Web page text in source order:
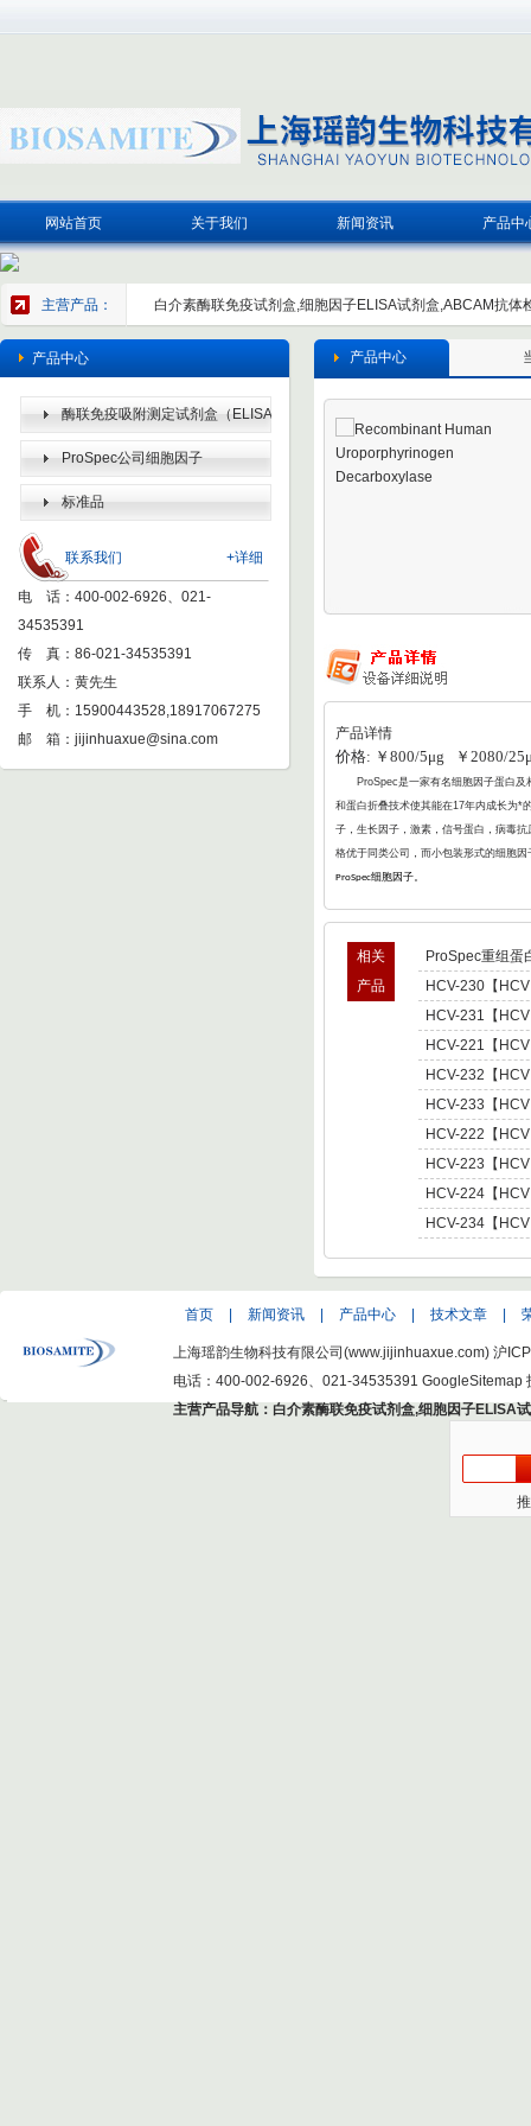
网站首页 关于我们 新闻资讯 产品中
主营产品： 白介素酶联免疫试剂盒,细胞因子ELISA试剂盒,ABCAM抗体
产品中心
酶联免疫吸附测定试剂盒（ELISA
KIT） ProSpec公司细胞因子
标准品
+详细
联系我们
电 话：400-002-6926、021-
34535391
传 真：86-021-34535391
联系人：黄先生
手 机：15900443528,18917067275
邮 箱： jijinhuaxue@sina.com
产品中心
产品详情
价格: ￥800/5μg ￥2080/
ProSpec是一家有名细胞因子蛋白及
和蛋白折叠技术使其能在17年内成长为*
子，生长因子，激素，信号蛋白，病毒
格优于同类公司，而小包装形式的细胞
ProSpec细胞因子。
相关
产品
ProSpec重组蛋
HCV-230【
型肝炎病毒
Hepatitis C
HCV-231【
型肝炎病毒
Hepatitis C
HCV-221【
肝炎病毒NS5,
C Virus NS5
HCV-232【
型肝炎病毒
Hepatitis C
HCV-233【
型肝炎病毒
Hepatitis C
HCV-222【
肝炎病毒NS5,
C Virus NS5
HCV-223【
肝炎病毒NS5,
C Virus NS5
HCV-224【
肝炎病毒NS5,
HCV-234【
Hepatitis C Virus
首页 新闻资讯 产品中心 技术文章
上海瑶韵生物科技有限公司(www.jijinhuaxue.com) 沪
电话：400-002-6926、021-34535391 GoogleSitemap
主营产品导航： 白介素酶联免疫试剂盒,细胞因子ELISA